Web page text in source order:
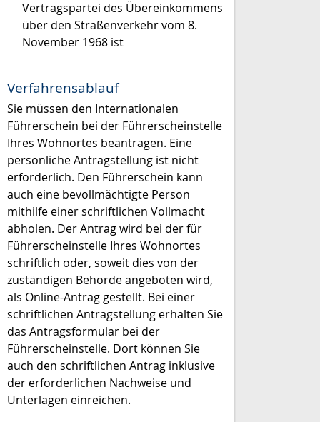
Vertragspartei des Übereinkommens
über den Straßenverkehr vom 8.
November 1968 ist
Verfahrensablauf
Sie müssen den Internationalen
Führerschein bei der Führerscheinstelle
Ihres Wohnortes beantragen. Eine
persönliche Antragstellung ist nicht
erforderlich. Den Führerschein kann
auch eine bevollmächtigte Person
mithilfe einer schriftlichen Vollmacht
abholen. Der Antrag wird bei der für
Führerscheinstelle Ihres Wohnortes
schriftlich oder, soweit dies von der
zuständigen Behörde angeboten wird,
als Online-Antrag gestellt. Bei einer
schriftlichen Antragstellung erhalten Sie
das Antragsformular bei der
Führerscheinstelle. Dort können Sie
auch den schriftlichen Antrag inklusive
der erforderlichen Nachweise und
Unterlagen einreichen.